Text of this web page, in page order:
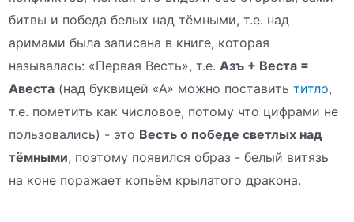
битвы и победа белых над тёмными, т.е. над
аримами была записана в книге, которая
называлась: «Первая Весть», т.е.Азъ + Веста =
Авеста (над буквицей «А» можно поставитьтитло,
т.е. пометить как числовое, потому что цифрами не
пользовались) - это Весть о победе светлых над
тёмными, поэтому появился образ - белый витязь
на коне поражает копьём крылатого дракона.